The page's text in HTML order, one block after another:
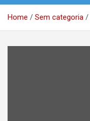
Home Sem categoria